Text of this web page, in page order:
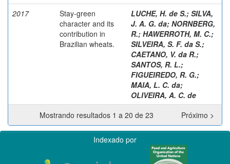
2017
Stay-green
character and its
contribution in
Brazilian wheats.
LUCHE, H. de S.; SILVA,
J. A. G. da; NORNBERG,
R.; HAWERROTH, M. C.;
SILVEIRA, S. F. da S.;
CAETANO, V. da R.;
SANTOS, R. L.;
FIGUEIREDO, R. G.;
MAIA, L. C. da;
OLIVEIRA, A. C. de
Mostrando resultados 1 a 20 de 23
Próximo >
Indexado por